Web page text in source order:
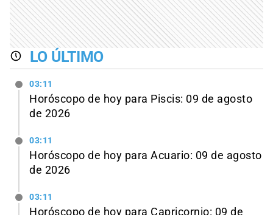
LO ÚLTIMO
03:11
Horóscopo de hoy para Piscis: 09 de agosto
de 2026
03:11
Horóscopo de hoy para Acuario: 09 de agosto
de 2026
03:11
Horóscopo de hoy para Capricornio: 09 de